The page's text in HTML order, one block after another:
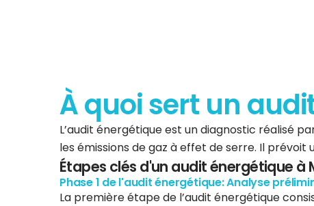
À quoi sert un
L’audit énergétique est un diagnostic réalisé
les émissions de gaz à effet de serre. Il
Étapes clés d'un audit énergétique
Phase 1 de l'audit énergétique: Analyse
La première étape de l’audit énergétique